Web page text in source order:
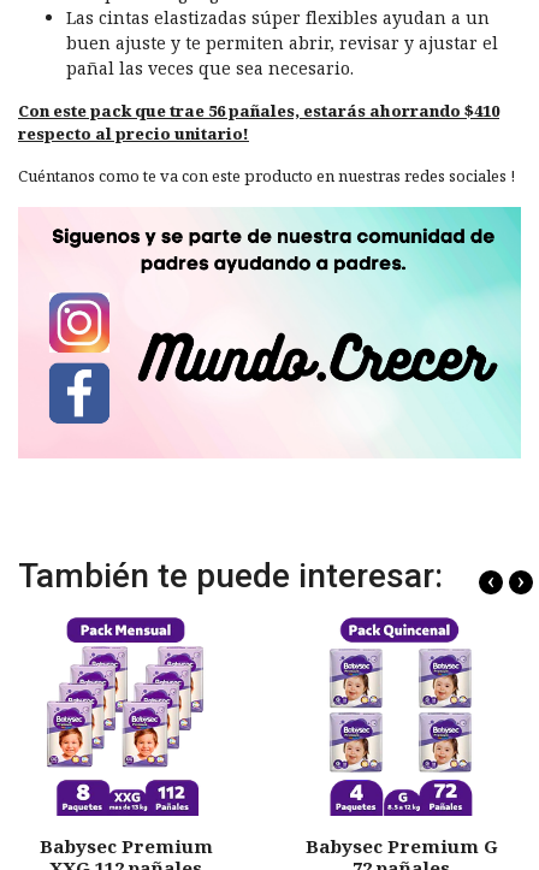
Las cintas elastizadas súper flexibles ayudan a un
buen ajuste y te permiten abrir, revisar y ajustar el
pañal las veces que sea necesario.
Con este pack que trae 56 pañales, estarás ahorrando $410
respecto al precio unitario!
Cuéntanos como te va con este producto en nuestras redes sociales !
También te puede interesar:
Babysec Premium
Babysec Premium G
‹ ›